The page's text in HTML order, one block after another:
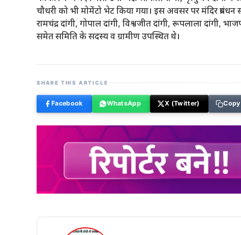
चौधरी को भी मोमेंटो भेट किया गया। इस अवसर पर मंदिर
रामचंद्र दांगी, गोपाल दांगी, विश्वजीत दांगी, रूपलाला दांगी,
समेत समिति के सदस्य व ग्रामीण उपस्थित थे।
SHARE THIS ARTICLE
Facebook WhatsApp X (Twitter)